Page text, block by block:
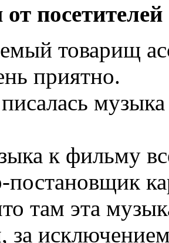
товарищ
приятно.
к фильму
постановщик
там эта
за